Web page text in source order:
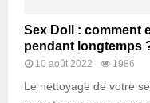
Sex Doll : comment
pendant longtemps
10 août 2022 1986
Le nettoyage de votre